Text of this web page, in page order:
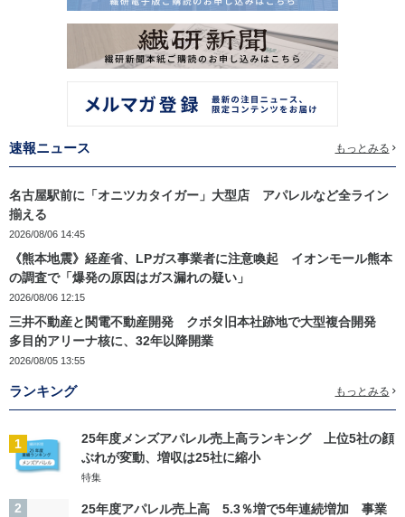
速報ニュース もっとみる
名古屋駅前に「オニツカタイガー」大型店 アパレルなど全ライン
揃える
2026/08/06 14:45
《熊本地震》経産省、LPガス事業者に注意喚起 イオンモール熊本
の調査で「爆発の原因はガス漏れの疑い」
2026/08/06 12:15
三井不動産と関電不動産開発 クボタ旧本社跡地で大型複合開発
多目的アリーナ核に、32年以降開業
2026/08/05 13:55
ランキング もっとみる
1
25年度メンズアパレル売上高ランキング 上位5社の顔
ぶれが変動、増収は25社に縮小
特集
2
25年度アパレル売上高 5.3％増で5年連続増加 事業